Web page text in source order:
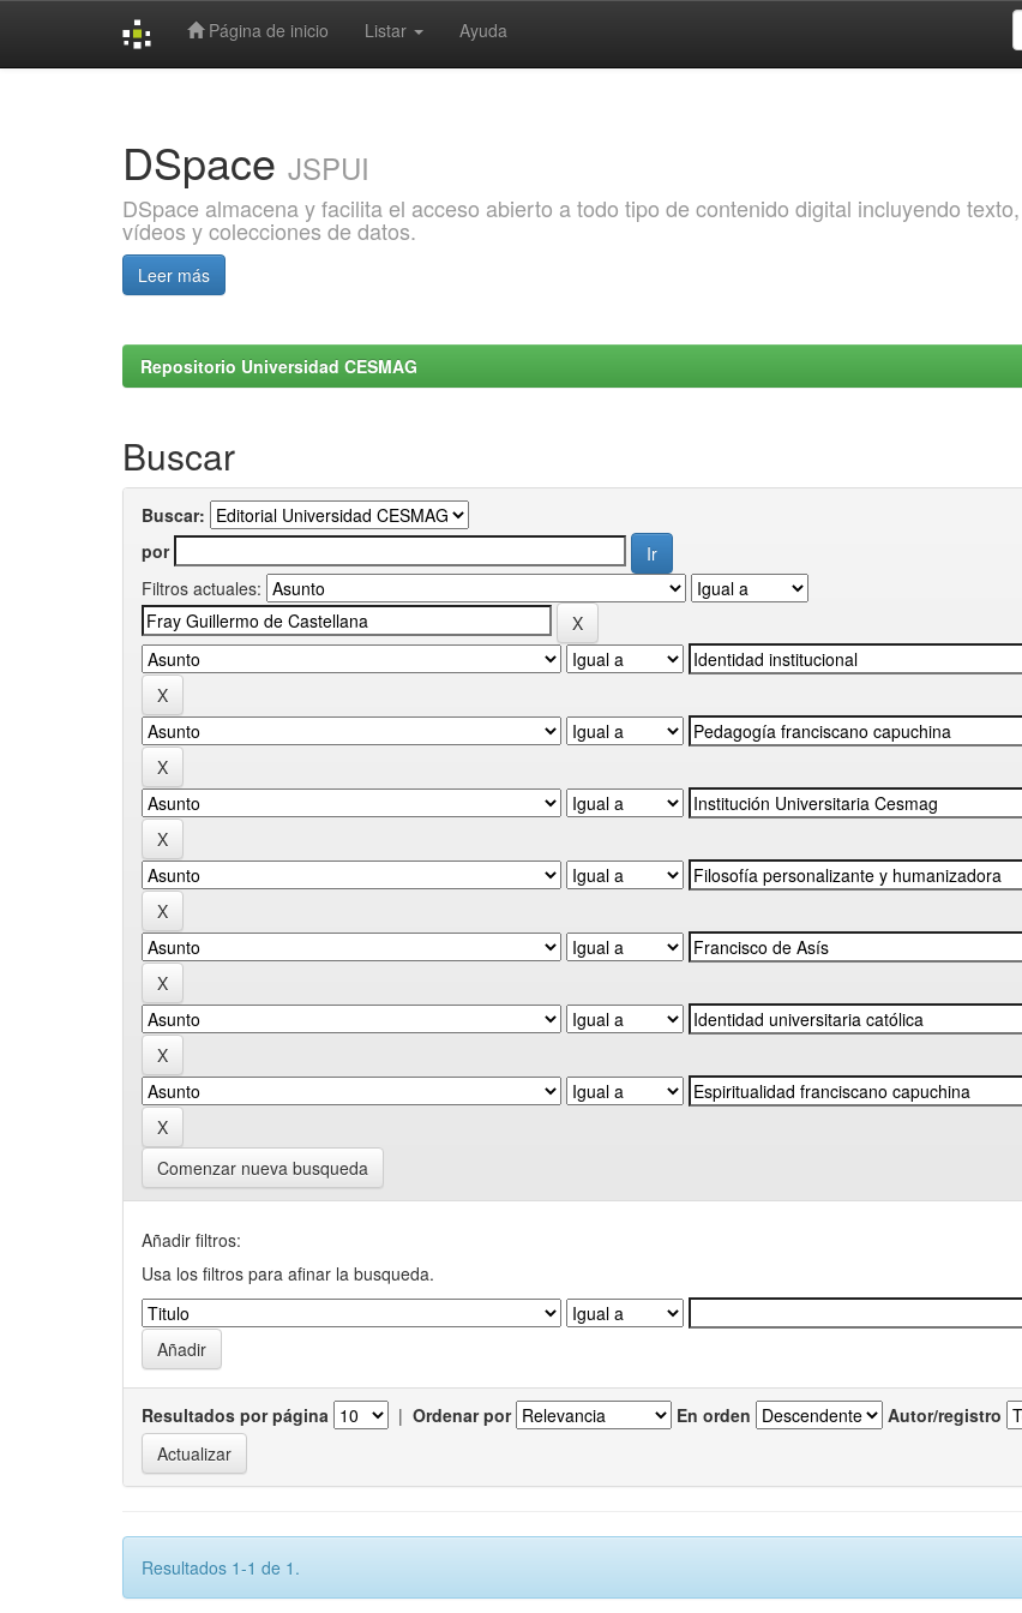
Página de inicio Listar Ayuda
DSpace JSPUI
DSpace almacena y facilita el acceso abierto a todo tipo de contenido digital incluyendo
vídeos y colecciones de datos.
Leer más
Repositorio Universidad CESMAG
Buscar
Buscar:
por
Filtros actuales:
Comenzar nueva busqueda
Añadir filtros:
Usa los filtros para afinar la busqueda.
Resultados por página | Ordenar por En orden Autor/registro
Resultados 1-1 de 1.